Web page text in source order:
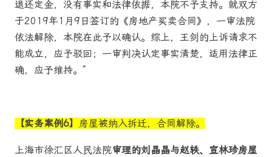
退还定金，没有事实和法律依据，本院不予支持。就双方
于2019年1月9日签订的《房地产买卖合同》，一审法院
依法解除，本院在此予以确认。综上，王剑的上诉请求不
能成立，应予驳回；一审判决认定事实清楚，适用法律正
确，应予维持。”
【实务案例6】 房屋被纳入拆迁，合同解除。
上海市徐汇区人民法院审理的刘晶晶与赵轶、宣林珍房屋